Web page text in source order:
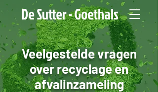
Veelgestelde vragen
over recyclage en
afvalinzameling